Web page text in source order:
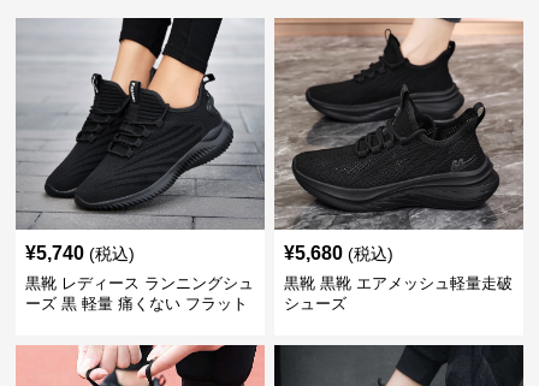
¥5,740 (税込)
黒靴 レディース ランニングシュ
ーズ 黒 軽量 痛くない フラット
¥5,680 (税込)
黒靴 黒靴 エアメッシュ軽量走破
シューズ